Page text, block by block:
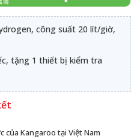
công suất 20 lít/giờ,
tặng 1 thiết bị kiểm tra
của Kangaroo tại Việt Nam